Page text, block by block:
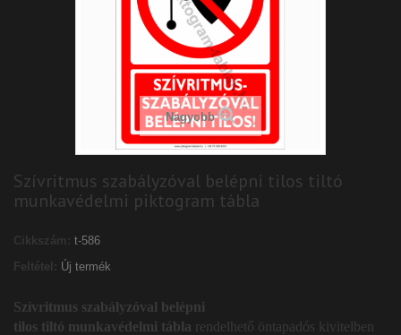
Nagyobb
Szívritmus szabályzóval belépni tilos tiltó
munkavédelmi piktogram tábla
Cikkszám: t-586
Feltétel: Új termék
Szívritmus szabályzóval belépni
tilos tiltó munkavédelmi tábla rendelhető öntapadós kivitelben